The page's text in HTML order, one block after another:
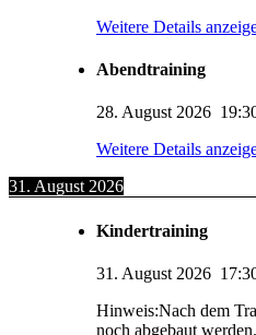
Weitere Details
Abendtraining
28. August 2026
Weitere Details
31. August 2026
Kindertraining
31. August 2026
Hinweis:Nach dem
noch abgebaut werden.